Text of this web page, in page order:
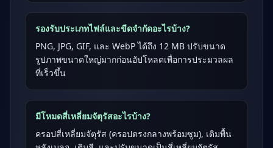
รองรับประเภทไฟล์และขีดจำกัดอะไรบ้าง?
PNG, JPG, GIF, และ WebP ได้ถึง 12 MB ปรับขนาด
รูปภาพขนาดใหญ่มากก่อนอัปโหลดเพื่อการประมวลผล
ที่เร็วขึ้น
มีโหมดสี่เหลี่ยมจัตุรัสอะไรบ้าง?
ครอปสี่เหลี่ยมจัตุรัส (ครอปตรงกลางพร้อมซูม), เติมพื้น